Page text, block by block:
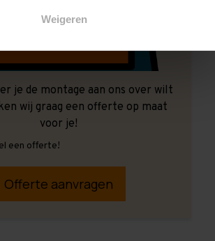
Weigeren
je de montage aan ons over wilt
wij graag een offerte op maat
voor je!
een offerte!
Offerte aanvragen